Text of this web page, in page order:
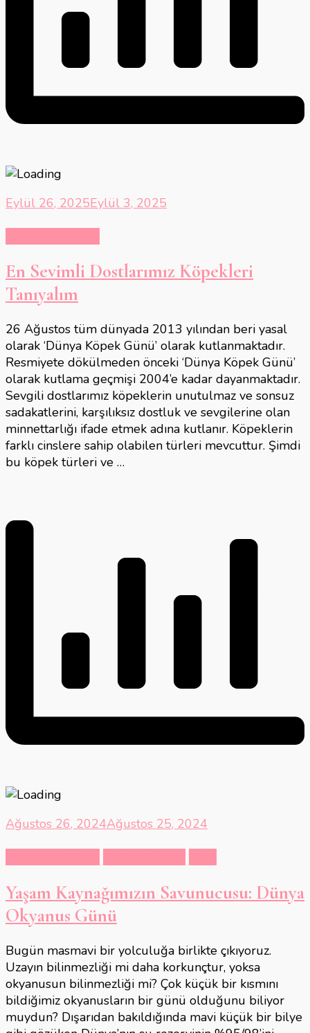
Eylül 26, 2025Eylül 3, 2025
En Sevimli Dostlarımız Köpekleri
Tanıyalım
26 Ağustos tüm dünyada 2013 yılından beri yasal
olarak ‘Dünya Köpek Günü’ olarak kutlanmaktadır.
Resmiyete dökülmeden önceki ‘Dünya Köpek Günü’
olarak kutlama geçmişi 2004’e kadar dayanmaktadır.
Sevgili dostlarımız köpeklerin unutulmaz ve sonsuz
sadakatlerini, karşılıksız dostluk ve sevgilerine olan
minnettarlığı ifade etmek adına kutlanır. Köpeklerin
farklı cinslere sahip olabilen türleri mevcuttur. Şimdi
bu köpek türleri ve …
Ağustos 26, 2024Ağustos 25, 2024
Yaşam Kaynağımızın Savunucusu: Dünya
Okyanus Günü
Bugün masmavi bir yolculuğa birlikte çıkıyoruz.
Uzayın bilinmezliği mi daha korkunçtur, yoksa
okyanusun bilinmezliği mi? Çok küçük bir kısmını
bildiğimiz okyanusların bir günü olduğunu biliyor
muydun? Dışarıdan bakıldığında mavi küçük bir bilye